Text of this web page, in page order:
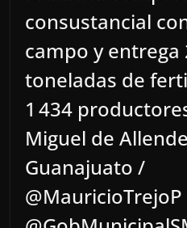
consustancial
campo y entrega
toneladas de
1 434
Miguel de
Guanajuato /
@MauricioTrejoP